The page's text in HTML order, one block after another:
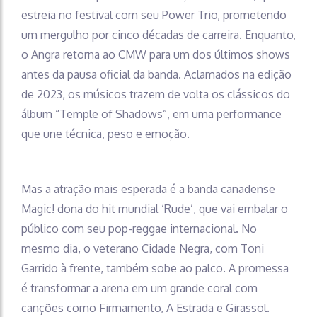
estreia no festival com seu Power Trio, prometendo
um mergulho por cinco décadas de carreira. Enquanto,
o Angra retorna ao CMW para um dos últimos shows
antes da pausa oficial da banda. Aclamados na edição
de 2023, os músicos trazem de volta os clássicos do
álbum “Temple of Shadows”, em uma performance
que une técnica, peso e emoção.
Mas a atração mais esperada é a banda canadense
Magic! dona do hit mundial ‘Rude’, que vai embalar o
público com seu pop-reggae internacional. No
mesmo dia, o veterano Cidade Negra, com Toni
Garrido à frente, também sobe ao palco. A promessa
é transformar a arena em um grande coral com
canções como Firmamento, A Estrada e Girassol.